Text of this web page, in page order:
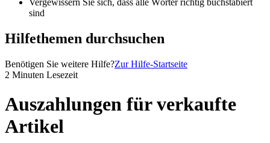
Vergewissern Sie sich, dass alle Wörter richtig buchstabiert
sind
Hilfethemen durchsuchen
Benötigen Sie weitere Hilfe?Zur Hilfe-Startseite
2 Minuten Lesezeit
Auszahlungen für verkaufte
Artikel